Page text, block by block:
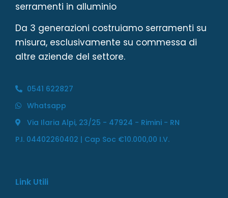
serramenti in alluminio
Da 3 generazioni costruiamo serramenti su
misura, esclusivamente su commessa di
altre aziende del settore.
0541 622827
Whatsapp
Via Ilaria Alpi, 23/25 - 47924 - Rimini - RN
P.I. 04402260402 | Cap Soc €10.000,00 I.V.
Link Utili